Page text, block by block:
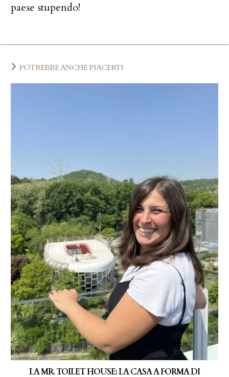
paese stupendo!
POTREBBE ANCHE PIACERTI
LA MR. TOILET HOUSE: LA CASA A FORMA DI